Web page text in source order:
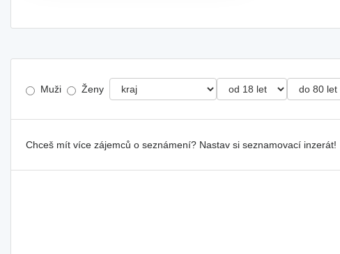
Muži Ženy
Chceš mít více zájemců o seznámení? Nastav si seznamovací inzerát!